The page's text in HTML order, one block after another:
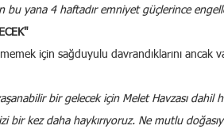
bu yana 4 haftadır emniyet güçlerince
için sağduyulu davrandıklarını
bir gelecek için Melet Havzası dahil
bir kez daha haykırıyoruz. Ne mutlu